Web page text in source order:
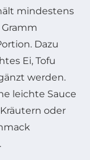
mindestens
Dazu
Ei, Tofu
werden.
leichte Sauce
oder